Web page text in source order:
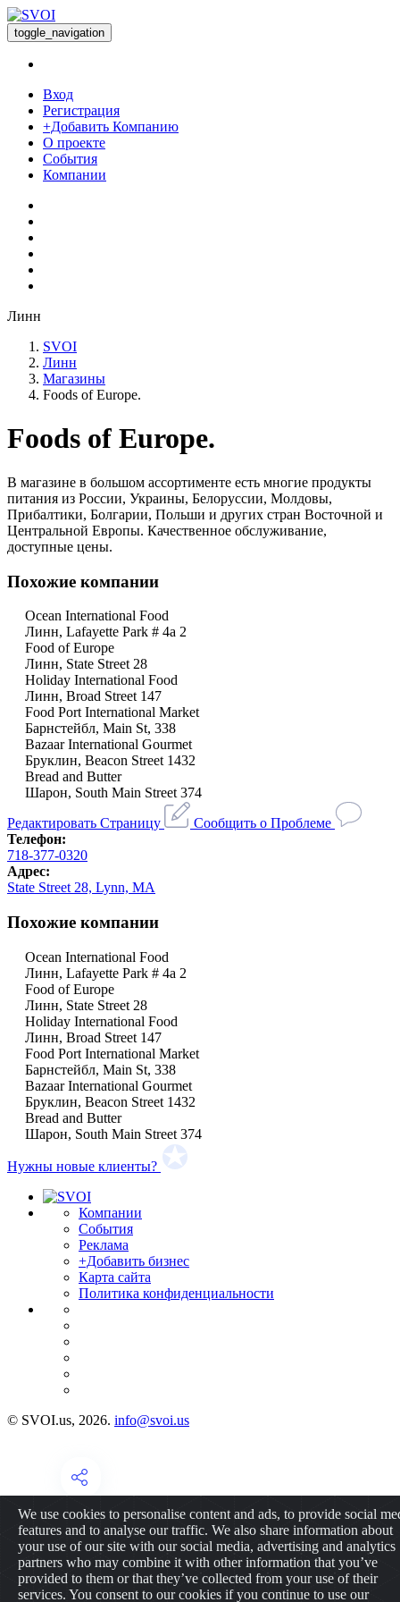
toggle_navigation
Вход
Регистрация
+Добавить Компанию
О проекте
События
Компании
Линн
SVOI
Линн
Магазины
Foods of Europe.
Foods of Europe.
В магазине в большом ассортименте есть многие продукты
питания из России, Украины, Белоруссии, Молдовы,
Прибалтики, Болгарии, Польши и других стран Восточной и
Центральной Европы. Качественное обслуживание,
доступные цены.
Похожие компании
Ocean International Food
Линн, Lafayette Park # 4a 2
Food of Europe
Линн, State Street 28
Holiday International Food
Линн, Broad Street 147
Food Port International Market
Барнстейбл, Main St, 338
Bazaar International Gourmet
Бруклин, Beacon Street 1432
Bread and Butter
Шарон, South Main Street 374
Редактировать Страницу
Сообщить о Проблеме
Телефон:
718-377-0320
Адрес:
State Street 28, Lynn, MA
Похожие компании
Ocean International Food
Линн, Lafayette Park # 4a 2
Food of Europe
Линн, State Street 28
Holiday International Food
Линн, Broad Street 147
Food Port International Market
Барнстейбл, Main St, 338
Bazaar International Gourmet
Бруклин, Beacon Street 1432
Bread and Butter
Шарон, South Main Street 374
Нужны новые клиенты?
Компании
События
Реклама
+Добавить бизнес
Карта сайта
Политика конфиденциальности
© SVOI.us, 2026. info@svoi.us
We use cookies to personalise content and ads, to provide social
features and to analyse our traffic. We also share information about
your use of our site with our social media, advertising and analytics
partners who may combine it with other information that you’ve
provided to them or that they’ve collected from your use of their
services. You consent to our cookies if you continue to use our